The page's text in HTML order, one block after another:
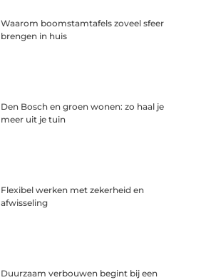
Waarom boomstamtafels zoveel sfeer
brengen in huis
Den Bosch en groen wonen: zo haal je
meer uit je tuin
Flexibel werken met zekerheid en
afwisseling
Duurzaam verbouwen begint bij een